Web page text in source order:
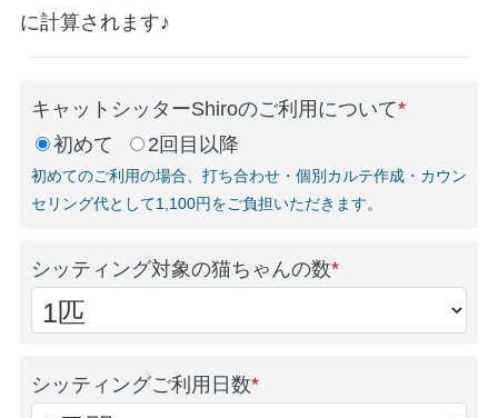
に計算されます♪
キャットシッターShiroのご利用について*
初めて
2回目以降
初めてのご利用の場合、打ち合わせ・個別カルテ作成・カウン
セリング代として1,100円をご負担いただきます。
シッティング対象の猫ちゃんの数*
シッティングご利用日数*